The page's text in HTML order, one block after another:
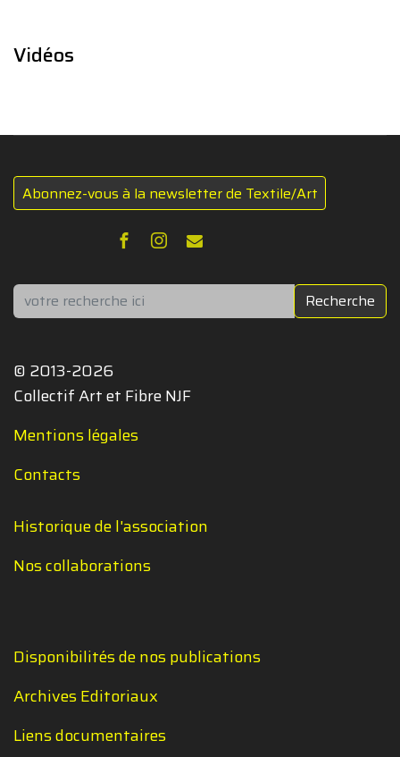
Vidéos
Abonnez-vous à la newsletter de Textile/Art
Rechercher Recherche
© 2013-2026
Collectif Art et Fibre NJF
Mentions légales
Contacts
Historique de l'association
Nos collaborations
Disponibilités de nos publications
Archives Editoriaux
Liens documentaires